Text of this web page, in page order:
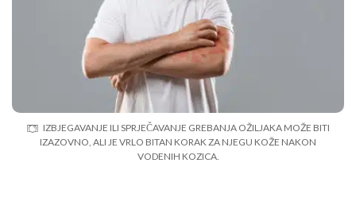
IZBJEGAVANJE ILI SPRJEČAVANJE GREBANJA OŽILJAKA MOŽE BITI
IZAZOVNO, ALI JE VRLO BITAN KORAK ZA NJEGU KOŽE NAKON
VODENIH KOZICA.